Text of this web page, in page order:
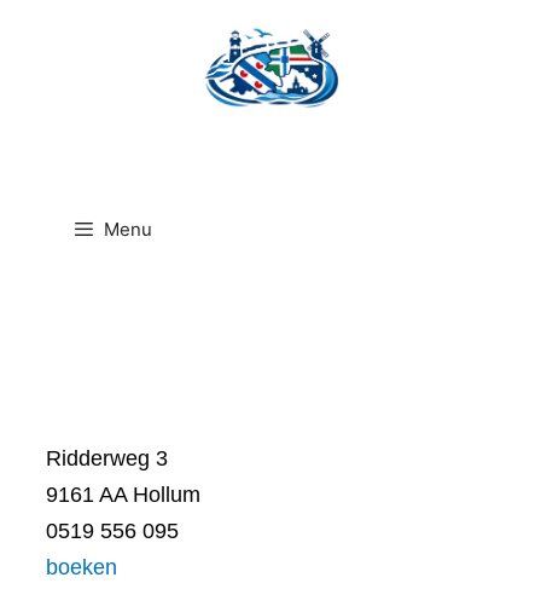
Menu
Ridderweg 3
9161 AA Hollum
0519 556 095
boeken